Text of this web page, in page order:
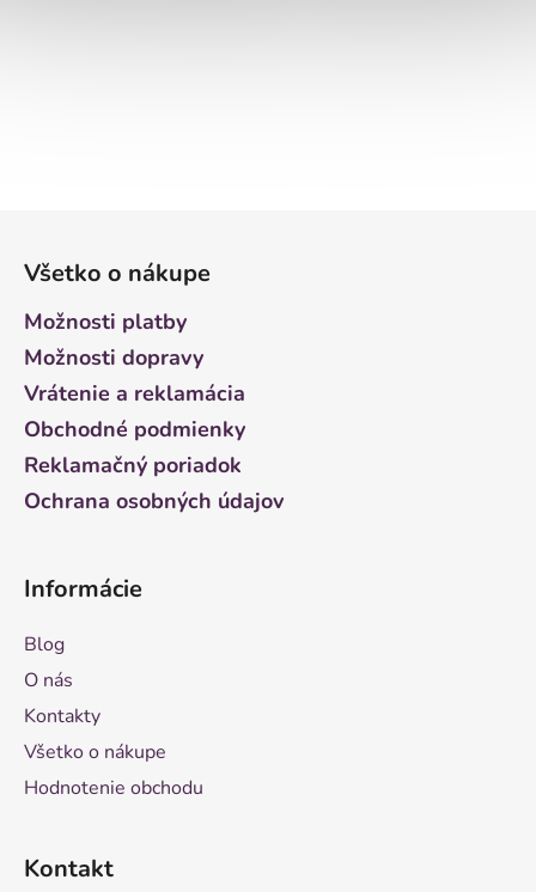
Všetko o nákupe
Možnosti platby
Možnosti dopravy
Vrátenie a reklamácia
Obchodné podmienky
Reklamačný poriadok
Ochrana osobných údajov
Informácie
Blog
O nás
Kontakty
Všetko o nákupe
Hodnotenie obchodu
Kontakt